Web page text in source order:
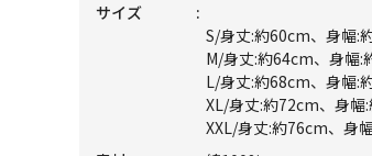
サイズ
S/身丈:約60cm、身幅:
M/身丈:約64cm、身幅
L/身丈:約68cm、身幅:
XL/身丈:約72cm、身
XXL/身丈:約76cm、身